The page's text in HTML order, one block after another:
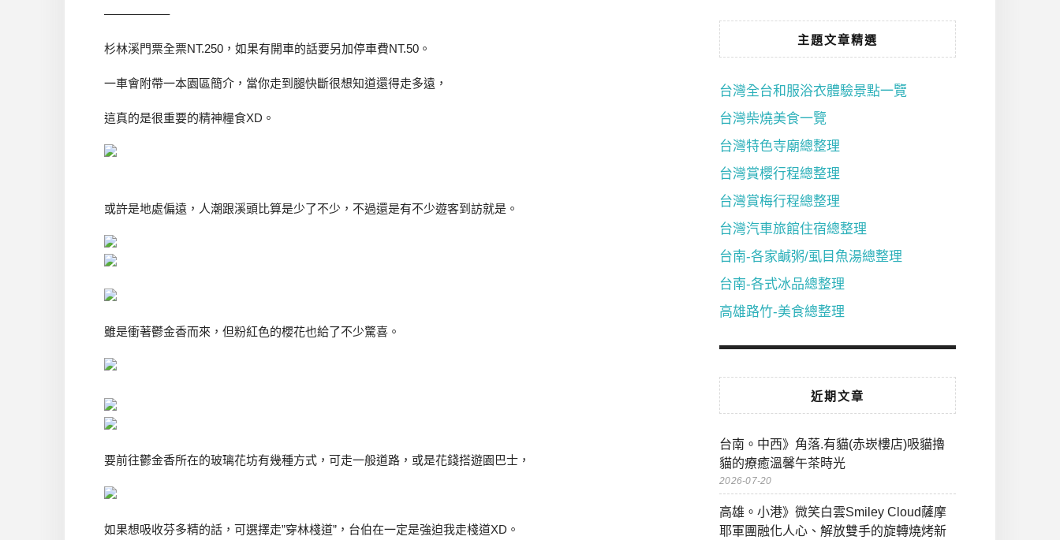
—————–
杉林溪門票全票NT.250，如果有開車的話要另加停車費NT.50。
一車會附帶一本園區簡介，當你走到腿快斷很想知道還得走多遠，
這真的是很重要的精神糧食XD。
或許是地處偏遠，人潮跟溪頭比算是少了不少，不過還是有不少遊客到訪就是。
雖是衝著鬱金香而來，但粉紅色的櫻花也給了不少驚喜。
要前往鬱金香所在的玻璃花坊有幾種方式，可走一般道路，或是花錢搭遊園巴士，
如果想吸收芬多精的話，可選擇走”穿林棧道”，台伯在一定是強迫我走棧道XD。
主題文章精選
台灣全台和服浴衣體驗景點一覽
台灣柴燒美食一覽
台灣特色寺廟總整理
台灣賞櫻行程總整理
台灣賞梅行程總整理
台灣汽車旅館住宿總整理
台南-各家鹹粥/虱目魚湯總整理
台南-各式冰品總整理
高雄路竹-美食總整理
近期文章
台南。中西》角落.有貓(赤崁樓店)吸貓擼
貓的療癒溫馨午茶時光
2026-07-20
高雄。小港》微笑白雲Smiley Cloud薩摩
耶軍團融化人心、解放雙手的旋轉燒烤新